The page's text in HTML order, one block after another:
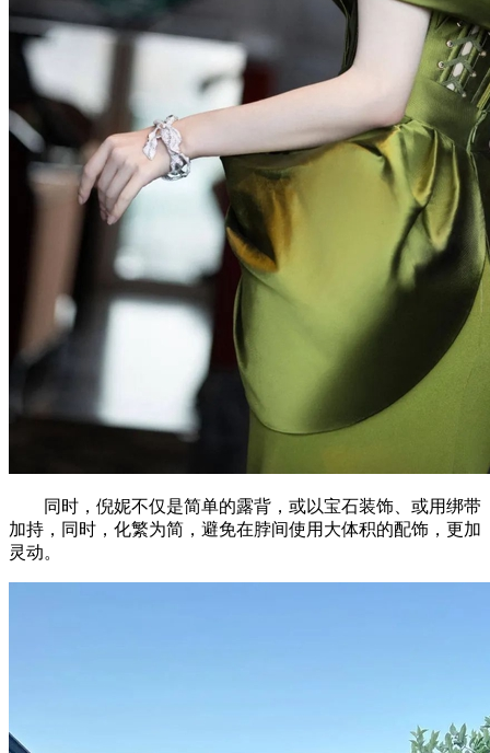
同时，倪妮不仅是简单的露背，或以宝石装饰、或用绑带
加持，同时，化繁为简，避免在脖间使用大体积的配饰，更加
灵动。